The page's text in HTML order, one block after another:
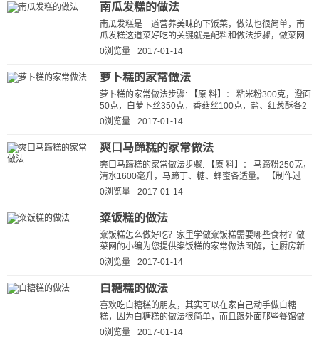
南瓜发糕的做法
南瓜发糕是一道营养美味的下饭菜，做法也很简单，南
瓜发糕这道菜好吃的关键就是配料和做法步骤，做菜网
小编就为大家详细的介绍一下南瓜...
0浏览量 2017-01-14
萝卜糕的家常做法
萝卜糕的家常做法步骤: 【原 料】： 粘米粉300克，澄面
50克，白萝卜丝350克，香菇丝100克，盐、红葱酥各2
大匙，料酒、清水各适量。 【制作过...
0浏览量 2017-01-14
爽口马蹄糕的家常做法
爽口马蹄糕的家常做法步骤: 【原 料】： 马蹄粉250克，
清水1600毫升，马蹄丁、糖、蜂蜜各适量。 【制作过
程】： 1.将马蹄粉、清水调成生...
0浏览量 2017-01-14
粢饭糕的做法
粢饭糕怎么做好吃？家里学做粢饭糕需要哪些食材？做
菜网的小编为您提供粢饭糕的家常做法图解，让厨房新
手也能做出美味可口的粢饭糕。 ...
0浏览量 2017-01-14
白糖糕的做法
喜欢吃白糖糕的朋友，其实可以在家自己动手做白糖
糕，因为白糖糕的做法很简单，而且跟外面那些餐馆做
的白糖糕比起来，自己做的白糖糕又健...
0浏览量 2017-01-14